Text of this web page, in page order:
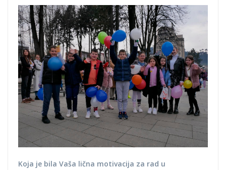
Koja je bila Vaša lična motivacija za rad u